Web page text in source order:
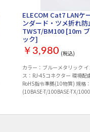
ELECOM Cat7 LANケ
ンダード・ツメ折れ防
TWST/BM100 [10m
ック]
￥3,980 (税込)
カラー：ブルーメタリック
ス：RJ-45コネクター 環境配
RoHS指令準拠(10物質) 規格
(10BASE-T/100BASE-TX/